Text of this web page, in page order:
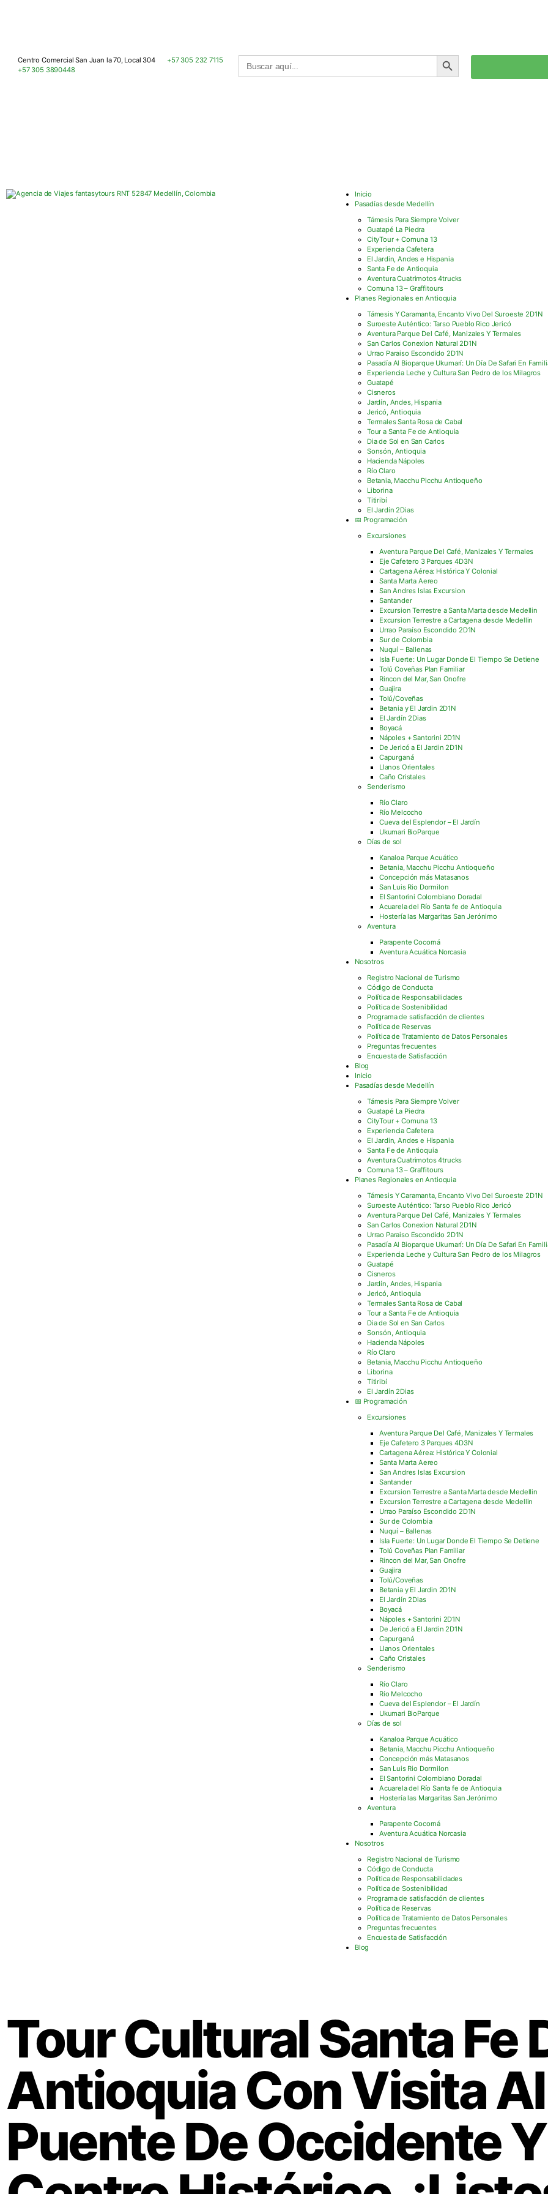
Centro Comercial San Juan la 70, Local 304
+57 305 232 7115
+57 305 3890448
Buscar: BOTÓN DE BÚSQUEDA
Inicio
Pasadías desde Medellín
Támesis Para Siempre Volver
Guatapé La Piedra
CityTour + Comuna 13
Experiencia Cafetera
El Jardin, Andes e Hispania
Santa Fe de Antioquia
Aventura Cuatrimotos 4trucks
Comuna 13 – Graffitours
Planes Regionales en Antioquia
Támesis Y Caramanta, Encanto Vivo Del Suroeste 2D1N
Suroeste Auténtico: Tarso Pueblo Rico Jericó
Aventura Parque Del Café, Manizales Y Termales
San Carlos Conexion Natural 2D1N
Urrao Paraiso Escondido 2D1N
Pasadía Al Bioparque Ukumarí: Un Día De Safari En
Experiencia Leche y Cultura San Pedro de los Milagros
Guatapé
Cisneros
Jardín, Andes, Hispania
Jericó, Antioquia
Termales Santa Rosa de Cabal
Tour a Santa Fe de Antioquia
Dia de Sol en San Carlos
Sonsón, Antioquia
Hacienda Nápoles
Río Claro
Betania, Macchu Picchu Antioqueño
Liborina
Titiribí
El Jardín 2Dias
📅 Programación
Excursiones
Aventura Parque Del Café, Manizales Y Termales
Eje Cafetero 3 Parques 4D3N
Cartagena Aérea: Histórica Y Colonial
Santa Marta Aereo
San Andres Islas Excursion
Santander
Excursion Terrestre a Santa Marta desde Medellin
Excursion Terrestre a Cartagena desde Medellin
Urrao Paraíso Escondido 2D1N
Sur de Colombia
Nuquí – Ballenas
Isla Fuerte: Un Lugar Donde El Tiempo Se Detiene
Tolú Coveñas Plan Familiar
Rincon del Mar, San Onofre
Guajira
Tolú/Coveñas
Betania y El Jardin 2D1N
El Jardín 2Dias
Boyacá
Nápoles + Santorini 2D1N
De Jericó a El Jardin 2D1N
Capurganá
Llanos Orientales
Caño Cristales
Senderismo
Río Claro
Río Melcocho
Cueva del Esplendor – El Jardín
Ukumari BioParque
Días de sol
Kanaloa Parque Acuático
Betania, Macchu Picchu Antioqueño
Concepción más Matasanos
San Luis Rio Dormilon
El Santorini Colombiano Doradal
Acuarela del Río Santa fe de Antioquia
Hostería las Margaritas San Jerónimo
Aventura
Parapente Cocorná
Aventura Acuática Norcasia
Nosotros
Registro Nacional de Turismo
Código de Conducta
Política de Responsabilidades
Política de Sostenibilidad
Programa de satisfacción de clientes
Política de Reservas
Política de Tratamiento de Datos Personales
Preguntas frecuentes
Encuesta de Satisfacción
Blog
Inicio
Pasadías desde Medellín
Támesis Para Siempre Volver
Guatapé La Piedra
CityTour + Comuna 13
Experiencia Cafetera
El Jardin, Andes e Hispania
Santa Fe de Antioquia
Aventura Cuatrimotos 4trucks
Comuna 13 – Graffitours
Planes Regionales en Antioquia
Támesis Y Caramanta, Encanto Vivo Del Suroeste 2D1N
Suroeste Auténtico: Tarso Pueblo Rico Jericó
Aventura Parque Del Café, Manizales Y Termales
San Carlos Conexion Natural 2D1N
Urrao Paraiso Escondido 2D1N
Pasadía Al Bioparque Ukumarí: Un Día De Safari En
Experiencia Leche y Cultura San Pedro de los Milagros
Guatapé
Cisneros
Jardín, Andes, Hispania
Jericó, Antioquia
Termales Santa Rosa de Cabal
Tour a Santa Fe de Antioquia
Dia de Sol en San Carlos
Sonsón, Antioquia
Hacienda Nápoles
Río Claro
Betania, Macchu Picchu Antioqueño
Liborina
Titiribí
El Jardín 2Dias
📅 Programación
Excursiones
Aventura Parque Del Café, Manizales Y Termales
Eje Cafetero 3 Parques 4D3N
Cartagena Aérea: Histórica Y Colonial
Santa Marta Aereo
San Andres Islas Excursion
Santander
Excursion Terrestre a Santa Marta desde Medellin
Excursion Terrestre a Cartagena desde Medellin
Urrao Paraíso Escondido 2D1N
Sur de Colombia
Nuquí – Ballenas
Isla Fuerte: Un Lugar Donde El Tiempo Se Detiene
Tolú Coveñas Plan Familiar
Rincon del Mar, San Onofre
Guajira
Tolú/Coveñas
Betania y El Jardin 2D1N
El Jardín 2Dias
Boyacá
Nápoles + Santorini 2D1N
De Jericó a El Jardin 2D1N
Capurganá
Llanos Orientales
Caño Cristales
Senderismo
Río Claro
Río Melcocho
Cueva del Esplendor – El Jardín
Ukumari BioParque
Días de sol
Kanaloa Parque Acuático
Betania, Macchu Picchu Antioqueño
Concepción más Matasanos
San Luis Rio Dormilon
El Santorini Colombiano Doradal
Acuarela del Río Santa fe de Antioquia
Hostería las Margaritas San Jerónimo
Aventura
Parapente Cocorná
Aventura Acuática Norcasia
Nosotros
Registro Nacional de Turismo
Código de Conducta
Política de Responsabilidades
Política de Sostenibilidad
Programa de satisfacción de clientes
Política de Reservas
Política de Tratamiento de Datos Personales
Preguntas frecuentes
Encuesta de Satisfacción
Blog
Tour Cultural Santa Fe
Antioquia Con Visita Al
Puente De Occidente Y